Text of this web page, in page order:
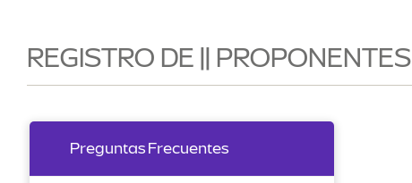
REGISTRO DE || PROPONENTES
Preguntas Frecuentes